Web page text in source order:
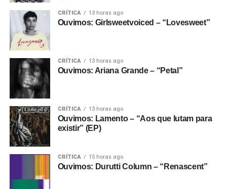
CRÍTICA 13 horas ago
Ouvimos: Girlsweetvoiced – “Lovesweet”
CRÍTICA 13 horas ago
Ouvimos: Ariana Grande – “Petal”
CRÍTICA 13 horas ago
Ouvimos: Lamento – “Aos que lutam para
existir” (EP)
CRÍTICA 15 horas ago
Ouvimos: Durutti Column – “Renascent”